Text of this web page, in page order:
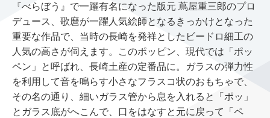
『べらぼう』で⼀躍有名になった版元 蔦屋重三郎のプロ
デュース、歌麿が⼀躍⼈気絵師となるきっかけとなった
重要な作品で、当時の⻑崎を発祥としたビードロ細⼯の
⼈気の⾼さが伺えます。このポッピン、現代では「ポッ
ペン」と呼ばれ、⻑崎⼟産の定番品に。ガラスの弾⼒性
を利⽤して⾳を鳴らす⼩さなフラスコ状のおもちゃで、
その名の通り、細いガラス管から息を⼊れると「ポッ」
とガラス底がへこんで、⼝をはなすと元に戻って「ペ